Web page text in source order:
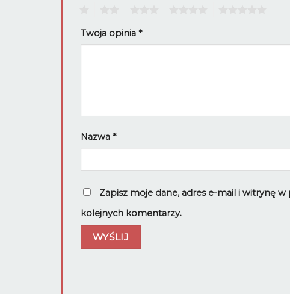
Twoja opinia *
Nazwa *
Zapisz moje dane, adres e-mail i witrynę
kolejnych komentarzy.